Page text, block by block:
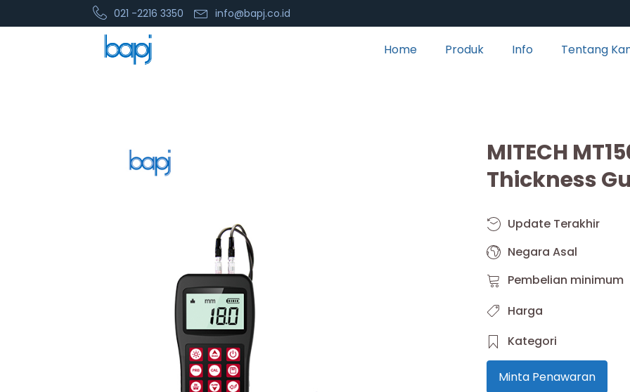
021 -2216 3350 info@bapj.co.id
Home Produk Info Tentang
MITECH
Thickness
Update Terakhir
Negara Asal
Pembelian minimum
Harga
Kategori
Minta Penawaran